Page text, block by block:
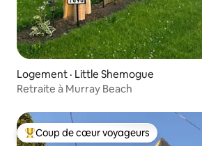
Logement · Little Shemogue
Retraite à Murray Beach
Coup de cœur voyageurs parmi les plus
Coup de cœur voyageurs